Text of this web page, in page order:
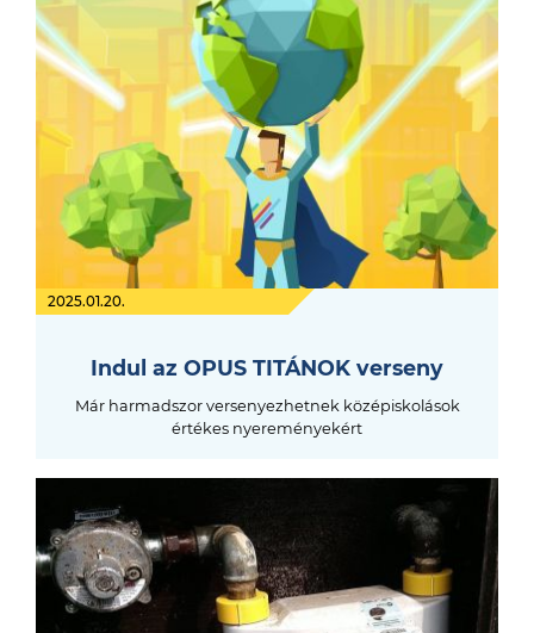
2025.01.20.
Indul az OPUS TITÁNOK verseny
Már harmadszor versenyezhetnek középiskolások
értékes nyereményekért